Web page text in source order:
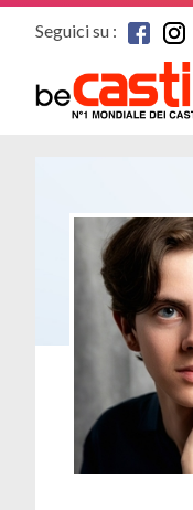
Seguici su :